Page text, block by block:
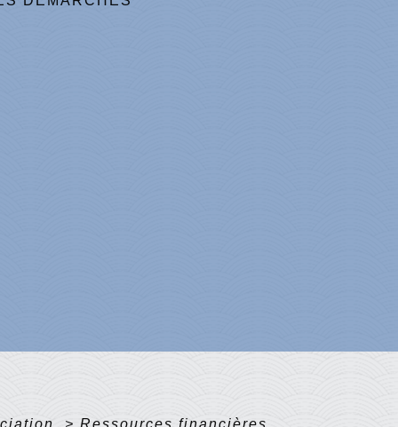
> Ressources financières